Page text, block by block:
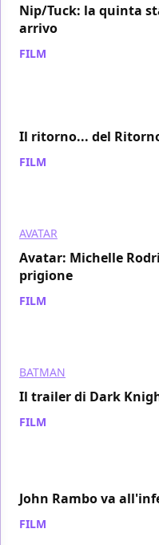
Nip/Tuck: la quinta
arrivo
FILM
Il ritorno... del
FILM
AVATAR
Avatar: Michelle
prigione
FILM
BATMAN
Il trailer di Dark
FILM
John Rambo va
FILM